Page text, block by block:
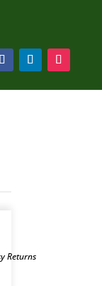
Returns